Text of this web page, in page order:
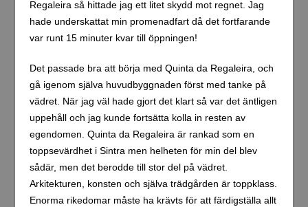
Regaleira så hittade jag ett litet skydd mot regnet. Jag
hade underskattat min promenadfart då det fortfarande
var runt 15 minuter kvar till öppningen!
Det passade bra att börja med Quinta da Regaleira, och
gå igenom själva huvudbyggnaden först med tanke på
vädret. När jag väl hade gjort det klart så var det äntligen
uppehåll och jag kunde fortsätta kolla in resten av
egendomen. Quinta da Regaleira är rankad som en
toppsevärdhet i Sintra men helheten för min del blev
sådär, men det berodde till stor del på vädret.
Arkitekturen, konsten och själva trädgården är toppklass.
Enorma rikedomar måste ha krävts för att färdigställa allt